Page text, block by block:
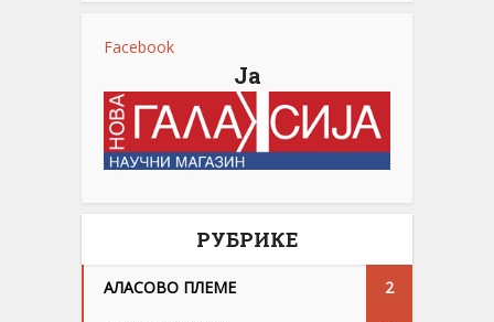
Facebook
Ја
РУБРИКЕ
АЛАСОВО ПЛЕМЕ 2